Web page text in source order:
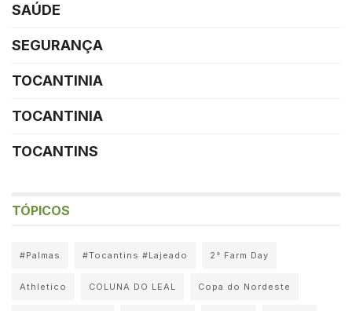
SAÚDE
SEGURANÇA
TOCANTINIA
TOCANTINIA
TOCANTINS
TÓPICOS
#Palmas #Tocantins #Lajeado 2° Farm Day
Athletico COLUNA DO LEAL Copa do Nordeste